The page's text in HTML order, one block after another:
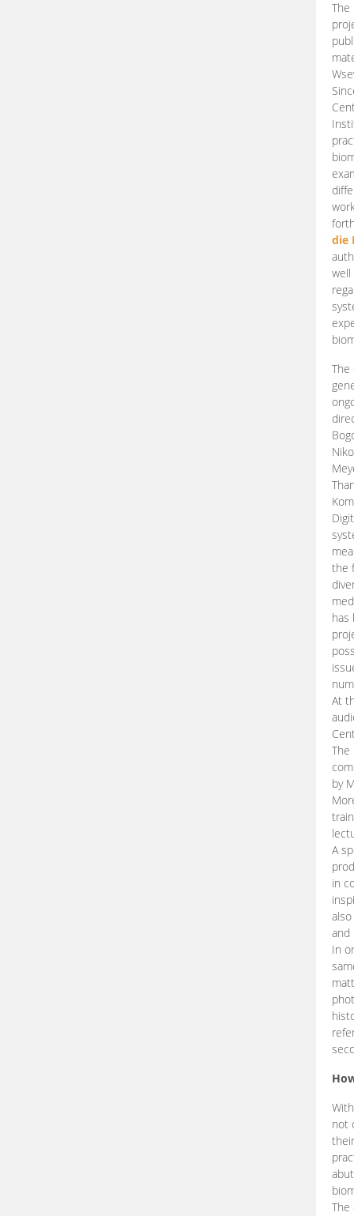
die
well
The
the
has
At
The
by
A
in
and
In
not
The